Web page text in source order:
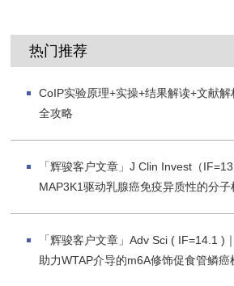
热门推荐
CoIP实验原理+实操+结果解读+文献
全攻略
「辉骏客户文章」J Clin Invest（
MAP3K1驱动乳腺癌免疫异质性的分子
「辉骏客户文章」Adv Sci ( IF=14.1 )
助力WTAP介导的m6A修饰促食管鳞癌